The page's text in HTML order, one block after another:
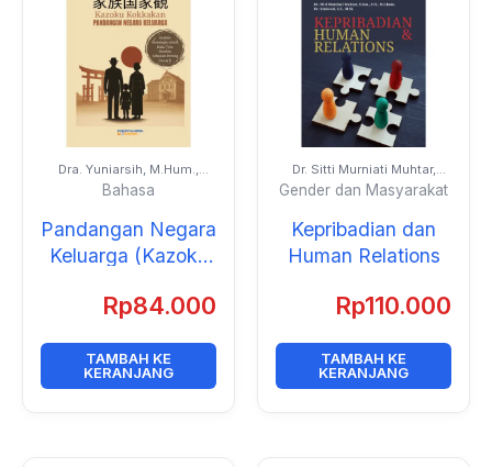
Dra. Yuniarsih, M.Hum.,
M.Ed.
Bahasa
Pandangan Negara
Keluarga (Kazoku
家観): Analisis
Buku Teks Shũshin
Sebelum Perang
Rp84.000
TAMBAH KE
KERANJANG
Dr. Sitti Murniati Muhtar,
S.Sos., S.H., M.I.Kom. dan
Dr. Erniwati, S.E., M.Si.
Gender dan Masyarakat
Kepribadian dan
Human Relations
Rp110.000
TAMBAH KE
KERANJANG